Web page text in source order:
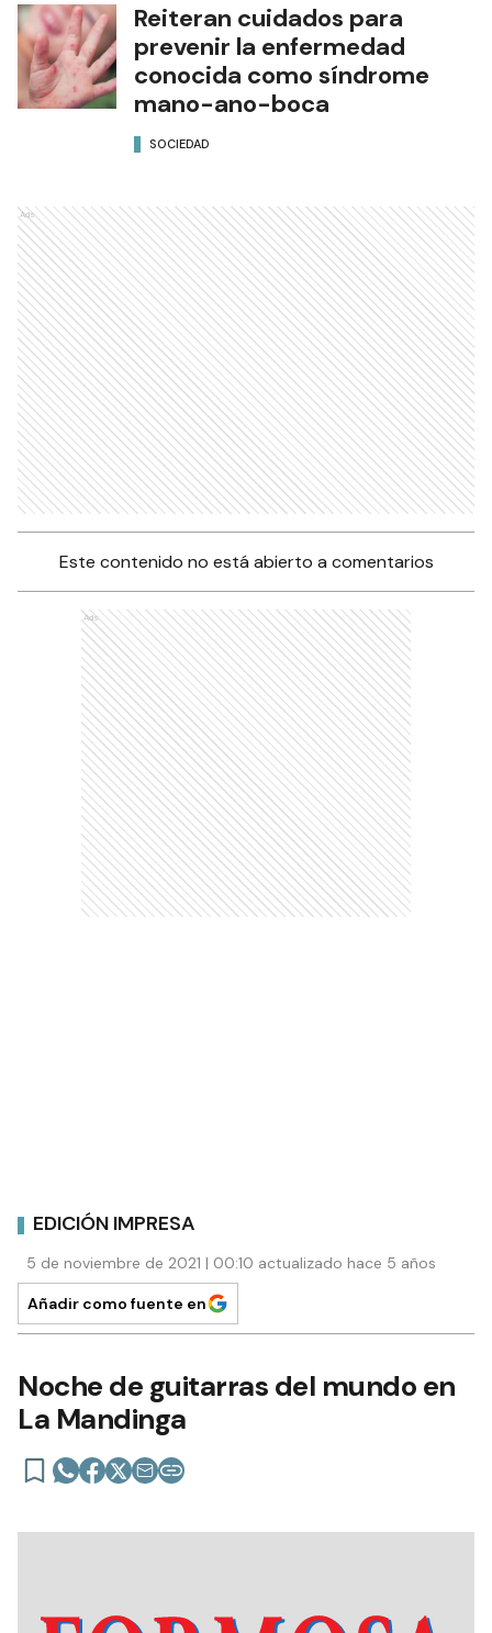
Reiteran cuidados para
prevenir la enfermedad
conocida como síndrome
mano-ano-boca
SOCIEDAD
Ads
Este contenido no está abierto a comentarios
Ads
EDICIÓN IMPRESA
5 de noviembre de 2021 | 00:10 actualizado hace 5 años
Añadir como fuente en
Noche de guitarras del mundo en
La Mandinga